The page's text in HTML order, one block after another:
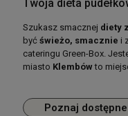
Klembów
Bo w diecie
byćświeżo, smaczniei
cateringu Green-Box.
Twoja dieta
Szukasz smacznej diety
być świeżo, smacznie i
cateringu Green-Box.
miasto Klembów to
Poznaj